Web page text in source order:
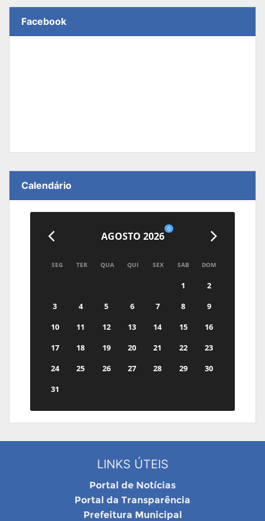
Facebook
Calendário
AGOSTO 2026
0
SEG TER QUA QUI SEX SAB DOM
1
2
3
4 5 6 7 8
9
10
11 12 13 14 15
16
17
18 19 20 21 22
23
24
25 26 27 28 29
30
31
LINKS ÚTEIS
Portal de Notícias
Portal da Transparência
Prefeitura Municipal